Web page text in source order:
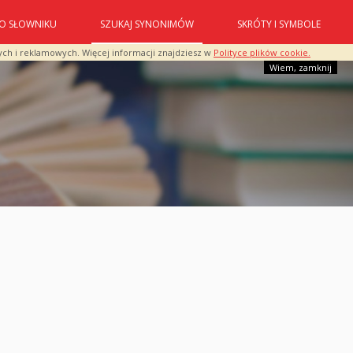
i reklamowych. Więcej informacji znajdziesz w Polityce plików cookie.
Wiem, zamknij
O SŁOWNIKU SZUKAJ SYNONIMÓW SKRÓTY I SYMBOLE